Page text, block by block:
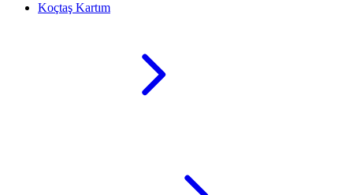
Koçtaş Kartım